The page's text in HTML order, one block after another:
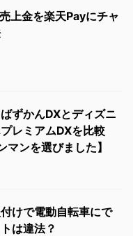
上金を楽天Payにチャ
ずかんDXとディズニ
レミアムDXを比較
マンを選びました】
けで電動自転車にで
は違法？